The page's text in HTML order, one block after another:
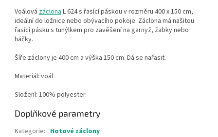
Voálová záclonaL 624 s řasící páskou v rozměru 400 x 150 cm,
ideální do ložnice nebo obývacího pokoje. Záclona má našitou
řasící pásku s tunýlkem pro zavěšení na garnyž, žabky nebo
háčky.
Šíře záclony je 400 cm a výška 150 cm. Dá se nařasit.
Materiál: voál
Složení: 100% polyester.
Doplňkové parametry
Kategorie: Hotové záclony